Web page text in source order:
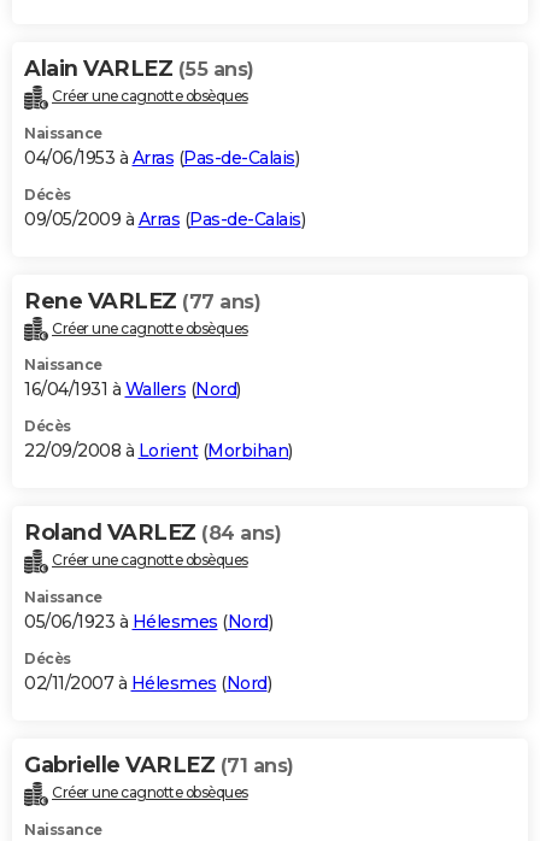
Alain VARLEZ (55 ans)
Créer une cagnotte obsèques
Naissance
04/06/1953 à Arras (Pas-de-Calais)
Décès
09/05/2009 à Arras (Pas-de-Calais)
Rene VARLEZ (77 ans)
Créer une cagnotte obsèques
Naissance
16/04/1931 à Wallers (Nord)
Décès
22/09/2008 à Lorient(Morbihan)
Roland VARLEZ (84 ans)
Créer une cagnotte obsèques
Naissance
05/06/1923 à Hélesmes (Nord)
Décès
02/11/2007 à Hélesmes (Nord)
Gabrielle VARLEZ (71 ans)
Créer une cagnotte obsèques
Naissance